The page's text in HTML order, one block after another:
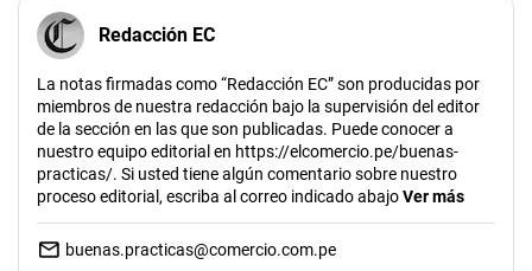
Redacción EC
La notas firmadas como “Redacción EC” son producidas por
miembros de nuestra redacción bajo la supervisión del editor
de la sección en las que son publicadas. Puede conocer a
nuestro equipo editorial en https://elcomercio.pe/buenas-
practicas/. Si usted tiene algún comentario sobre nuestro
proceso editorial, escriba al correo indicado abajoVer más
buenas.practicas@comercio.com.pe